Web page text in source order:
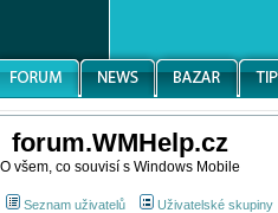
forum.WMHelp.cz
O všem, co souvisí s Windows Mobile
Seznam uživatelů Uživatelské skupiny